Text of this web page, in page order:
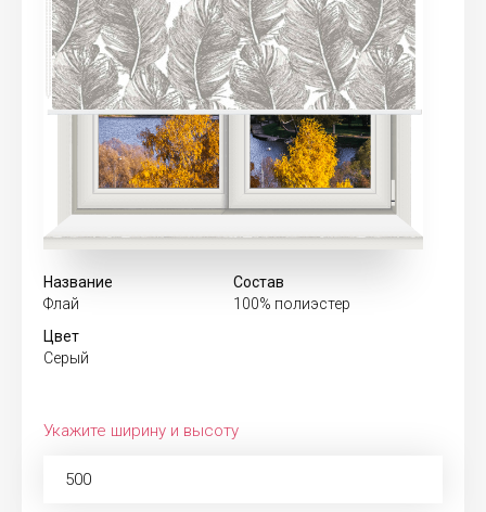
Название
Флай
Состав
100% полиэстер
Цвет
Серый
Укажите ширину и высоту